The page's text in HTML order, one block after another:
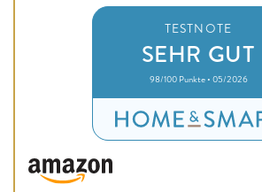
TESTNOTE
SEHR GUT
98/100 Punkte • 05/2026